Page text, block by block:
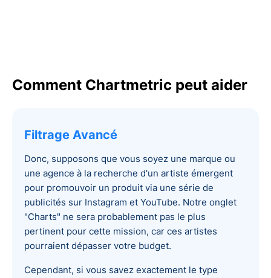
Comment Chartmetric peut aider
Filtrage Avancé
Donc, supposons que vous soyez une marque ou
une agence à la recherche d'un artiste émergent
pour promouvoir un produit via une série de
publicités sur Instagram et YouTube. Notre onglet
"Charts" ne sera probablement pas le plus
pertinent pour cette mission, car ces artistes
pourraient dépasser votre budget.
Cependant, si vous savez exactement le type